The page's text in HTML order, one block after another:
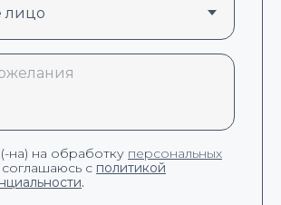
на) на обработку персональных
соглашаюсь с политикой
.